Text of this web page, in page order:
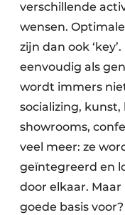
verschillende
wensen.
zijn dan ook
eenvoudig als
wordt immers
socializing,
showrooms,
veel meer: ze
geïntegreerd en
door elkaar.
goede basis